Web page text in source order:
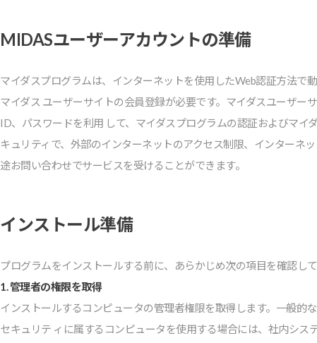
MIDASユーザーアカウントの準備
マイダスプログラムは、インターネットを使⽤したWeb認証⽅法で
マイダス ユーザーサイトの会員登録が必要です。マイダスユーザ
ID、パスワードを利⽤ して、マイダスプログラムの認証およびマ
キュリティで、外部のインターネットのアクセス制限、インターネ
途お問い合わせでサービスを受けることができます。
インストール準備
プログラムをインストールする前に、あらかじめ次の項⽬を確認して
1. 管理者の権限を取得
インストールするコンピュータの管理者権限を取得します。⼀般的
セキュリテ ィに属するコンピュータを使⽤する場合には、社内シ